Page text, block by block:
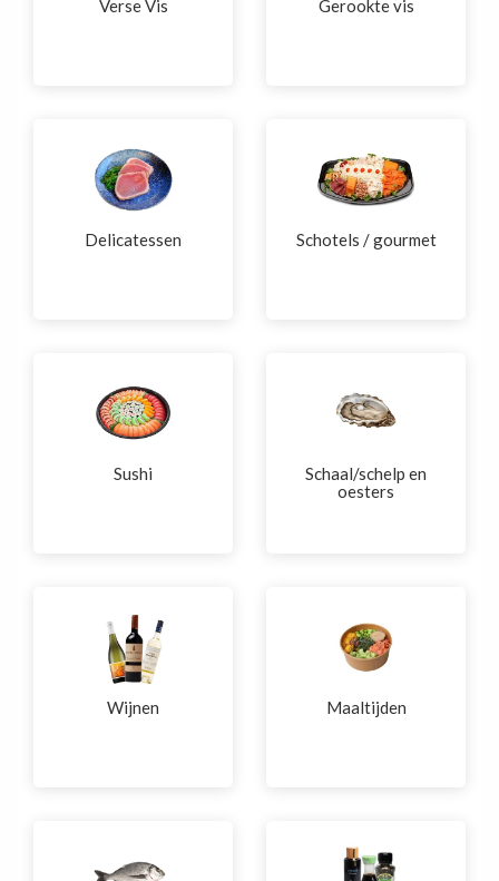
Verse Vis Gerookte vis
Delicatessen Schotels / gourmet
Sushi
Schaal/schelp en
oesters
Wijnen Maaltijden